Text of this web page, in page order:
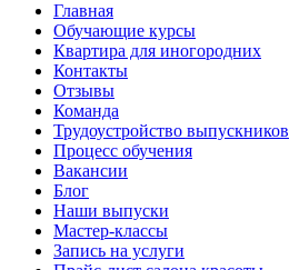
Главная
Обучающие курсы
Квартира для иногородних
Контакты
Отзывы
Команда
Трудоустройство выпускников
Процесс обучения
Вакансии
Блог
Наши выпуски
Мастер-классы
Запись на услуги